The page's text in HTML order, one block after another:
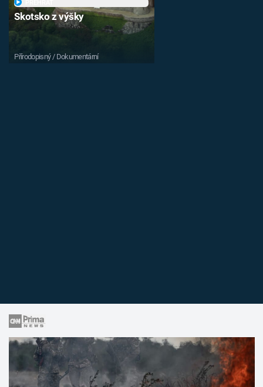
Skotsko z výšky
Přírodopisný / Dokumentární